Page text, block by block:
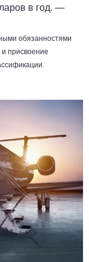
в год. —
обязанностями
и присвоение